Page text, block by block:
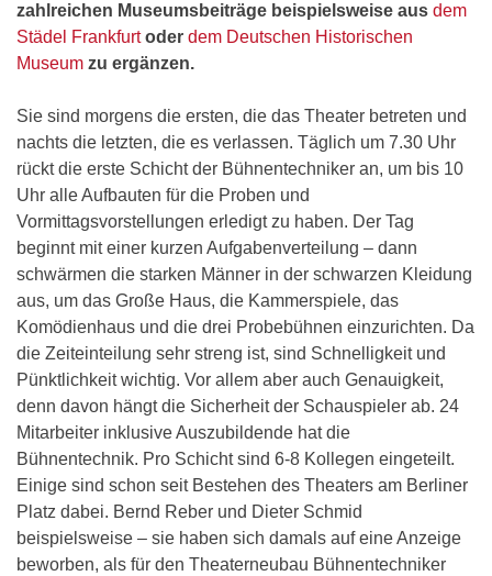
zahlreichen Museumsbeiträge beispielsweise aus dem
Städel Frankfurtoder dem Deutschen Historischen
Museum zu ergänzen.
Sie sind morgens die ersten, die das Theater betreten und
nachts die letzten, die es verlassen. Täglich um 7.30 Uhr
rückt die erste Schicht der Bühnentechniker an, um bis 10
Uhr alle Aufbauten für die Proben und
Vormittagsvorstellungen erledigt zu haben. Der Tag
beginnt mit einer kurzen Aufgabenverteilung – dann
schwärmen die starken Männer in der schwarzen Kleidung
aus, um das Große Haus, die Kammerspiele, das
Komödienhaus und die drei Probebühnen einzurichten. Da
die Zeiteinteilung sehr streng ist, sind Schnelligkeit und
Pünktlichkeit wichtig. Vor allem aber auch Genauigkeit,
denn davon hängt die Sicherheit der Schauspieler ab. 24
Mitarbeiter inklusive Auszubildende hat die
Bühnentechnik. Pro Schicht sind 6-8 Kollegen eingeteilt.
Einige sind schon seit Bestehen des Theaters am Berliner
Platz dabei. Bernd Reber und Dieter Schmid
beispielsweise – sie haben sich damals auf eine Anzeige
beworben, als für den Theaterneubau Bühnentechniker